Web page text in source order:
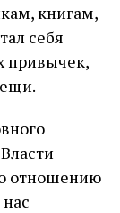
книгам,
себя
привычек,
отношению